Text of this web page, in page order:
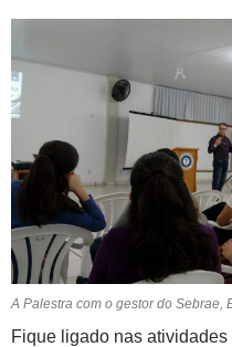
A Palestra com o gestor do Sebrae,
Fique ligado nas